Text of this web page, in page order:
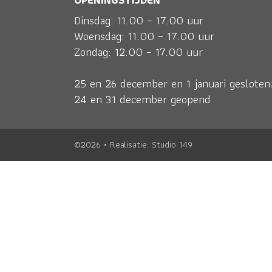
Dinsdag: 11.00 – 17.00 uur
Woensdag: 11.00 – 17.00 uur
Zondag: 12.00 – 17.00 uur
25 en 26 december en 1 januari
24 en 31 december geopend
©2026 • Realisatie: Studio 149